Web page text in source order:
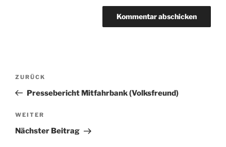
Beitragsnavigation
Vorheriger
Beitrag
ZURÜCK
Pressebericht Mitfahrbank (Volksfreund)
Nächster
Beitrag
WEITER
Nächster Beitrag